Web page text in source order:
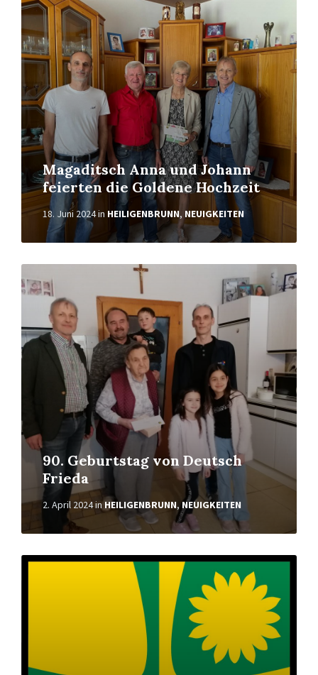
Magaditsch Anna und Johann
feierten die Goldene Hochzeit
18. Juni 2024in HEILIGENBRUNN, NEUIGKEITEN
90. Geburtstag von Deutsch
Frieda
2. April 2024inHEILIGENBRUNN,NEUIGKEITEN
Weiterlesen
Weiterlesen